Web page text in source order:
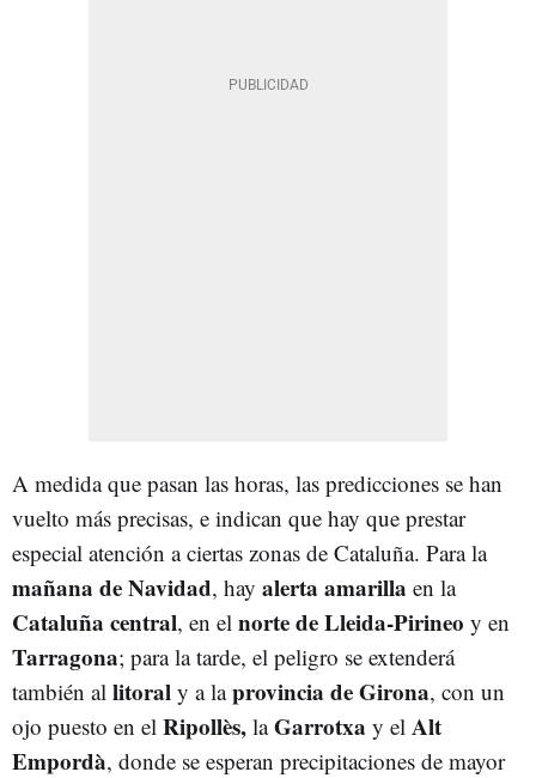
A medida que pasan las horas, las predicciones se han
vuelto más precisas, e indican que hay que prestar
especial atención a ciertas zonas de Cataluña. Para la
mañana de Navidad, hay alerta amarilla en la
Cataluña central, en el norte de Lleida-Pirineo y en
Tarragona; para la tarde, el peligro se extenderá
también al litoral y a laprovincia de Girona, con un
ojo puesto en el Ripollès, laGarrotxa y el Alt
Empordà, donde se esperan precipitaciones de mayor